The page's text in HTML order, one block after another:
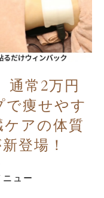
通常2万円
痩せやす
アの体質
登場！
ュー